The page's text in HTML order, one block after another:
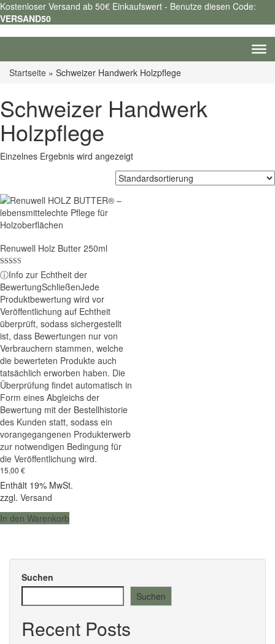
Kostenloser Versand ab 50€ Einkaufswert - Benutze diesen Code:
VERSAND50
Startseite » Schweizer Handwerk Holzpflege
Schweizer Handwerk
Holzpflege
Einzelnes Ergebnis wird angezeigt
Renuwell Holz Butter 250ml
Bewertet mit
5.00
von 5
ⓘInfo zur Echtheit der
BewertungSchließenJede
Produktbewertung wird vor
Veröffentlichung auf Echtheit
überprüft, sodass sichergestellt
ist, dass Bewertungen nur von
Verbrauchern stammen, welche
die bewerteten Produkte auch
tatsächlich erworben haben. Die
Überprüfung findet automatisch in
Form eines Abgleichs der
Bewertung mit der Bestellhistorie
des Kunden statt, sodass ein
vorangegangenen Produkterwerb
zur notwendigen Bedingung für
die Veröffentlichung wird.
15,00 €
Enthält 19% MwSt.
zzgl. Versand
In den Warenkorb
Suchen
Suchen
Recent Posts